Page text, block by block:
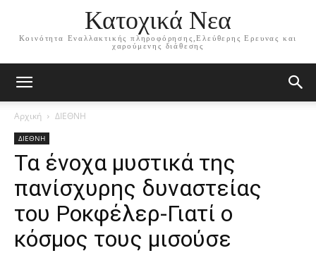
Κατοχικά Νεα
Κοινότητα Εναλλακτικής πληροφόρησης,Ελεύθερης Ερευνας και
χαρούμενης διάθεσης
Αρχική ΔΙΕΘΝΗ
ΔΙΕΘΝΗ
Τα ένοχα μυστικά της
πανίσχυρης δυναστείας
του Ροκφέλερ-Γιατί ο
κόσμος τους μισούσε